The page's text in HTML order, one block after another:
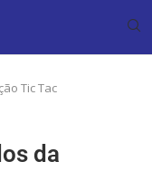
Tic Tac
da